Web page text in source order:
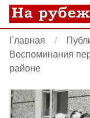
Главная
Воспоминания
районе